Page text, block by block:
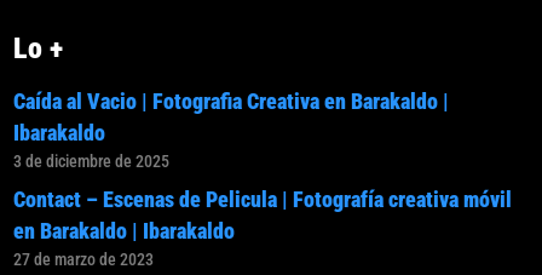
Lo +
Caída al Vacio | Fotografia Creativa en Barakaldo |
Ibarakaldo
3 de diciembre de 2025
Contact – Escenas de Pelicula | Fotografía creativa móvil
en Barakaldo | Ibarakaldo
27 de marzo de 2023